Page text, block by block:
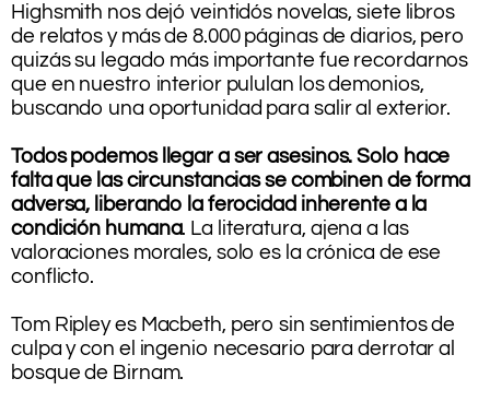
Highsmith nos dejó veintidós novelas, siete libros
de relatos y más de 8.000 páginas de diarios, pero
quizás su legado más importante fue recordarnos
que en nuestro interior pululan los demonios,
buscando una oportunidad para salir al exterior.
Todos podemos llegar a ser asesinos. Solo hace
falta que las circunstancias se combinen de forma
adversa, liberando la ferocidad inherente a la
condición humana. La literatura, ajena a las
valoraciones morales, solo es la crónica de ese
conflicto.
Tom Ripley es Macbeth, pero sin sentimientos de
culpa y con el ingenio necesario para derrotar al
bosque de Birnam.